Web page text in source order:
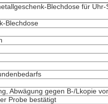
Blechdose für
Blechdose
Abwägung gegen B-/Lkopie vor
Probe bestätigt